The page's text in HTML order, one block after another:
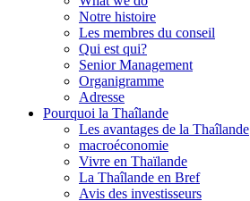
Notre histoire
Les membres du conseil
Qui est qui?
Senior Management
Organigramme
Adresse
Pourquoi la Thaîlande
Les avantages de la Thaîlande
macroéconomie
Vivre en Thaïlande
La Thaîlande en Bref
Avis des investisseurs